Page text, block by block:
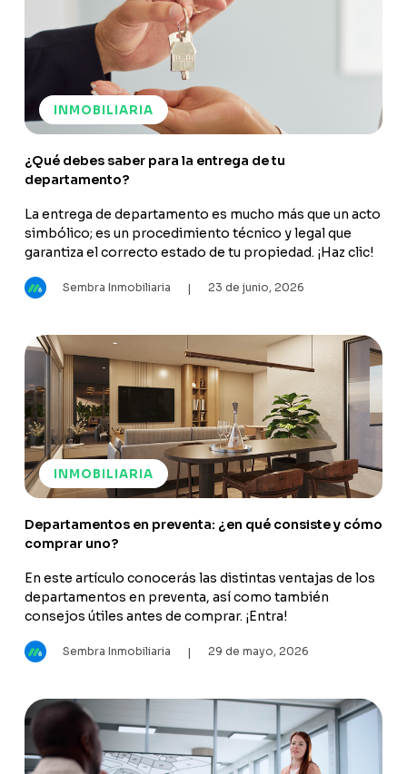
INMOBILIARIA
¿Qué debes saber para la entrega de tu
departamento?
La entrega de departamento es mucho más que un acto
simbólico; es un procedimiento técnico y legal que
garantiza el correcto estado de tu propiedad. ¡Haz clic!
Sembra Inmobiliaria | 23 de junio, 2026
INMOBILIARIA
Departamentos en preventa: ¿en qué consiste y cómo
comprar uno?
En este artículo conocerás las distintas ventajas de los
departamentos en preventa, así como también
consejos útiles antes de comprar. ¡Entra!
Sembra Inmobiliaria | 29 de mayo, 2026